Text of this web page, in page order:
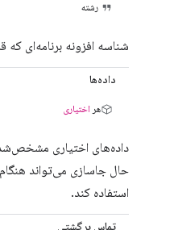
رشته
شناسه افزونه برنامه‌ای
داده‌ها
هر اختیاری
داده‌های اختیاری
حال جاسازی می‌تواند
استفاده کند.
تماس برگشتی